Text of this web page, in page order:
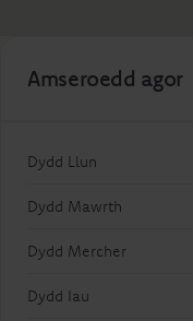
Amseroedd agor
Dydd Llun
Dydd Mawrth
Dydd Mercher
Dydd Iau